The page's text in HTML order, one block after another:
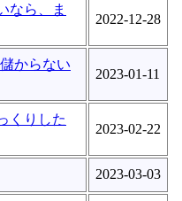
なら、ま
2022-12-28
からない
2023-01-11
くりした
2023-02-22
2023-03-03